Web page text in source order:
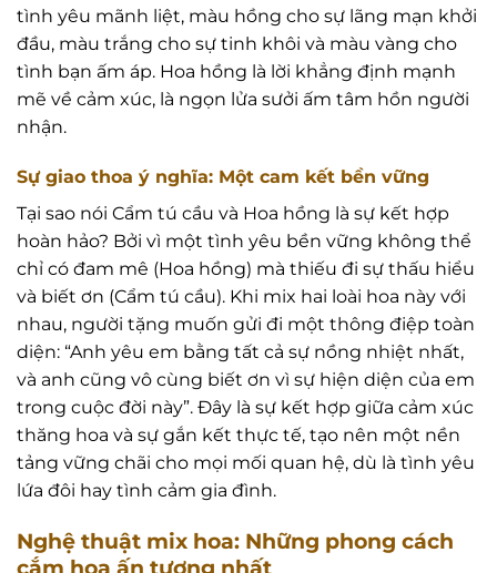
tình yêu mãnh liệt, màu hồng cho sự lãng mạn khởi
đầu, màu trắng cho sự tinh khôi và màu vàng cho
tình bạn ấm áp. Hoa hồng là lời khẳng định mạnh
mẽ về cảm xúc, là ngọn lửa sưởi ấm tâm hồn người
nhận.
Sự giao thoa ý nghĩa: Một cam kết bền vững
Tại sao nói Cẩm tú cầu và Hoa hồng là sự kết hợp
hoàn hảo? Bởi vì một tình yêu bền vững không thể
chỉ có đam mê (Hoa hồng) mà thiếu đi sự thấu hiểu
và biết ơn (Cẩm tú cầu). Khi mix hai loài hoa này với
nhau, người tặng muốn gửi đi một thông điệp toàn
diện: “Anh yêu em bằng tất cả sự nồng nhiệt nhất,
và anh cũng vô cùng biết ơn vì sự hiện diện của em
trong cuộc đời này”. Đây là sự kết hợp giữa cảm xúc
thăng hoa và sự gắn kết thực tế, tạo nên một nền
tảng vững chãi cho mọi mối quan hệ, dù là tình yêu
lứa đôi hay tình cảm gia đình.
Nghệ thuật mix hoa: Những phong cách